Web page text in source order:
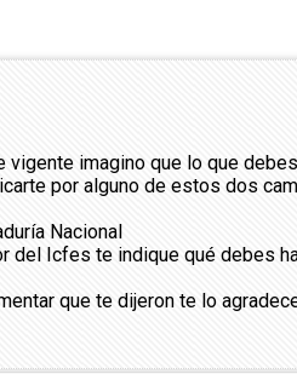
vigente imagino que lo que
por alguno de estos dos
Nacional
del Icfes te indique qué debes
que te dijeron te lo